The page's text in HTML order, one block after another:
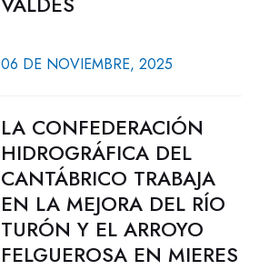
06 DE NOVIEMBRE, 2025
LA CONFEDERACIÓN
HIDROGRÁFICA DEL
CANTÁBRICO TRABAJA
EN LA MEJORA DEL RÍO
TURÓN Y EL ARROYO
FELGUEROSA EN MIERES